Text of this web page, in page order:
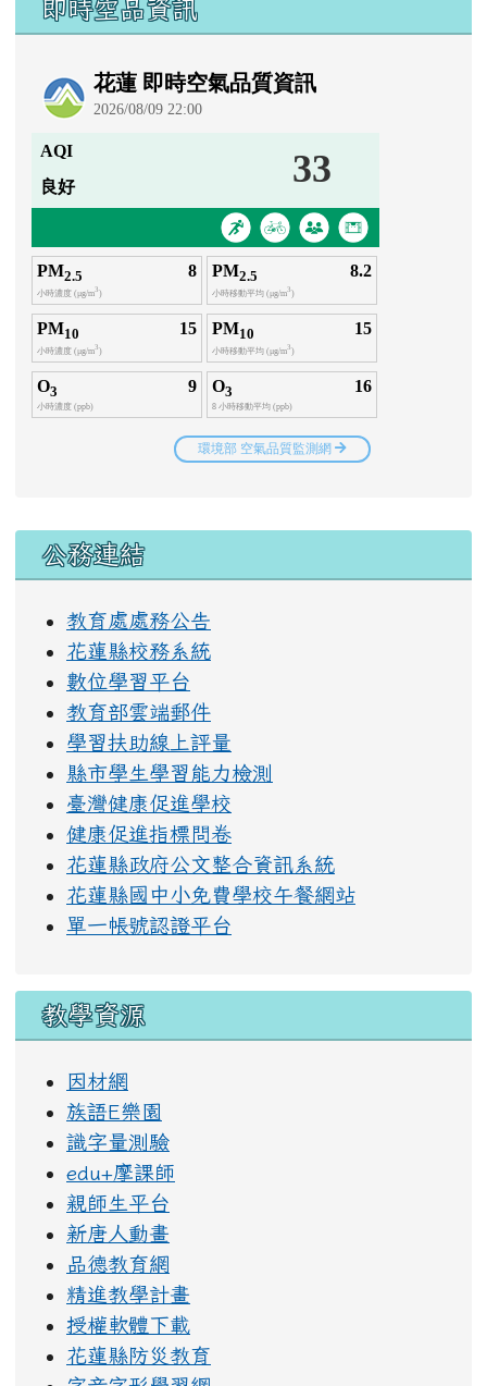
即時空品資訊
右邊區域內容
公務連結
教育處處務公告
花蓮縣校務系統
數位學習平台
教育部雲端郵件
學習扶助線上評量
縣市學生學習能力檢測
臺灣健康促進學校
健康促進指標問卷
花蓮縣政府公文整合資訊系統
花蓮縣國中小免費學校午餐網站
單一帳號認證平台
教學資源
因材網
族語E樂園
識字量測驗
edu+摩課師
親師生平台
新唐人動畫
品德教育網
精進教學計畫
授權軟體下載
花蓮縣防災教育